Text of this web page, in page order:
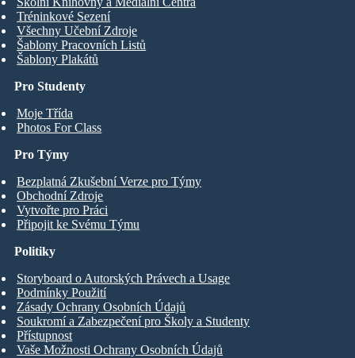
Pro Studenty
Moje Třída
Photos For Class
Tréninkové Sezení
Všechny Učební Zdroje
Šablony Pracovních Listů
Šablony Plakátů
Pro Týmy
Bezplatná Zkušební Verze pro Týmy
Obchodní Zdroje
Vytvořte pro Práci
Připojit ke Svému Týmu
Politiky
Storyboard o Autorských Právech a Usage
Podmínky Použití
Zásady Ochrany Osobních Údajů
Soukromí a Zabezpečení pro Školy a Studenty
Přístupnost
Vaše Možnosti Ochrany Osobních Údajů